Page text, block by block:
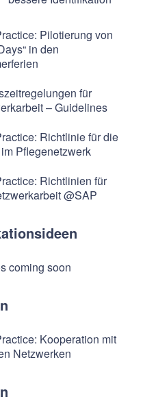
Pilotierung von
in den
für
– Guidelines
Richtlinie für die
Pflegenetzwerk
Richtlinien für
@SAP
coming soon
Kooperation mit
Netzwerken